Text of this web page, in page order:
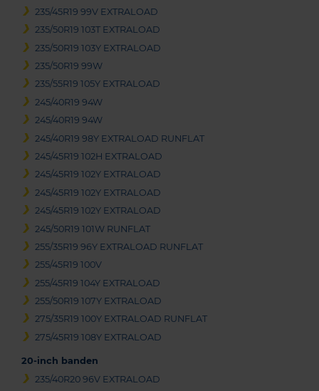
235/45R19 99V EXTRALOAD
235/50R19 103T EXTRALOAD
235/50R19 103Y EXTRALOAD
235/50R19 99W
235/55R19 105Y EXTRALOAD
245/40R19 94W
245/40R19 94W
245/40R19 98Y EXTRALOAD RUNFLAT
245/45R19 102H EXTRALOAD
245/45R19 102Y EXTRALOAD
245/45R19 102Y EXTRALOAD
245/45R19 102Y EXTRALOAD
245/50R19 101W RUNFLAT
255/35R19 96Y EXTRALOAD RUNFLAT
255/45R19 100V
255/45R19 104Y EXTRALOAD
255/50R19 107Y EXTRALOAD
275/35R19 100Y EXTRALOAD RUNFLAT
275/45R19 108Y EXTRALOAD
20-inch banden
235/40R20 96V EXTRALOAD